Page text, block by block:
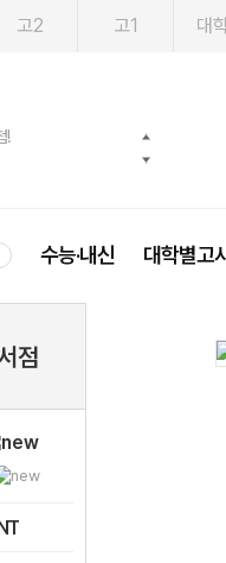
고2 고1 대
!택!
수능·내신 대학별고
점